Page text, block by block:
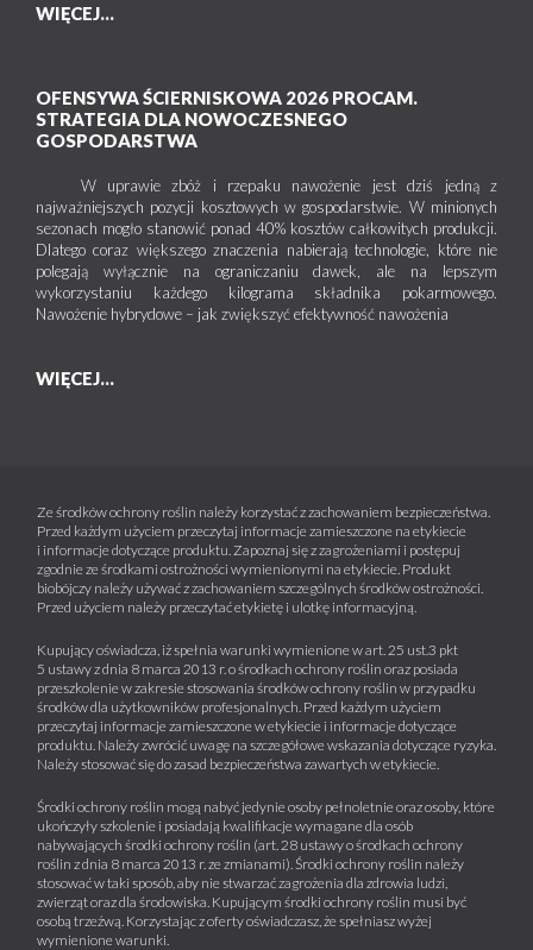
WIĘCEJ...
OFENSYWA ŚCIERNISKOWA 2026 PROCAM.
STRATEGIA DLA NOWOCZESNEGO
GOSPODARSTWA
W uprawie zbóż i rzepaku nawożenie jest dziś jedną z
najważniejszych pozycji kosztowych w gospodarstwie. W minionych
sezonach mogło stanowić ponad 40% kosztów całkowitych produkcji.
Dlatego coraz większego znaczenia nabierają technologie, które nie
polegają wyłącznie na ograniczaniu dawek, ale na lepszym
wykorzystaniu każdego kilograma składnika pokarmowego.
Nawożenie hybrydowe – jak zwiększyć efektywność nawożenia
WIĘCEJ...
Ze środków ochrony roślin należy korzystać z zachowaniem bezpieczeństwa.
Przed każdym użyciem przeczytaj informacje zamieszczone na etykiecie
i informacje dotyczące produktu. Zapoznaj się z zagrożeniami i postępuj
zgodnie ze środkami ostrożności wymienionymi na etykiecie. Produkt
biobójczy należy używać z zachowaniem szczególnych środków ostrożności.
Przed użyciem należy przeczytać etykietę i ulotkę informacyjną.
Kupujący oświadcza, iż spełnia warunki wymienione w art. 25 ust.3 pkt
5 ustawy z dnia 8 marca 2013 r. o środkach ochrony roślin oraz posiada
przeszkolenie w zakresie stosowania środków ochrony roślin w przypadku
środków dla użytkowników profesjonalnych. Przed każdym użyciem
przeczytaj informacje zamieszczone w etykiecie i informacje dotyczące
produktu. Należy zwrócić uwagę na szczegółowe wskazania dotyczące ryzyka.
Należy stosować się do zasad bezpieczeństwa zawartych w etykiecie.
Środki ochrony roślin mogą nabyć jedynie osoby pełnoletnie oraz osoby, które
ukończyły szkolenie i posiadają kwalifikacje wymagane dla osób
nabywających środki ochrony roślin (art. 28 ustawy o środkach ochrony
roślin z dnia 8 marca 2013 r. ze zmianami). Środki ochrony roślin należy
stosować w taki sposób, aby nie stwarzać zagrożenia dla zdrowia ludzi,
zwierząt oraz dla środowiska. Kupującym środki ochrony roślin musi być
osobą trzeźwą. Korzystając z oferty oświadczasz, że spełniasz wyżej
wymienione warunki.